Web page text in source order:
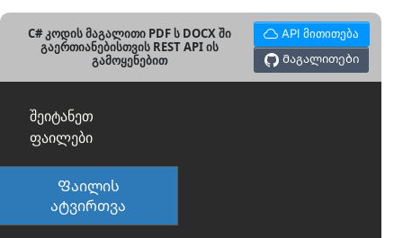
C# კოდის მაგალითი PDF ს DOCX ში
გაერთიანებისთვის REST API ის
გამოყენებით
API მითითება
Მაგალითები
შეიტანეთ
ფაილები
Ფაილის
ატვირთვა